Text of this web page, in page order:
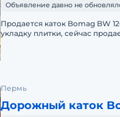
Объявление давно не
Продается каток Bomag BW
укладку плитки, сейчас
Пермь
Дорожный каток